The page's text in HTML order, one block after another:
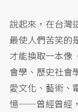
說起來，在台灣
最使人們苦笑的
才能換取一本像
會學、歷史社會
愛文化、藝術、
憶——曾經曾經